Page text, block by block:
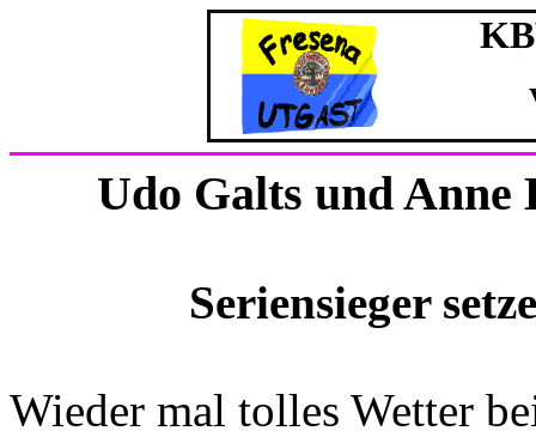
Udo Galts und Anne
Seriensieger
Wieder mal tolles Wetter